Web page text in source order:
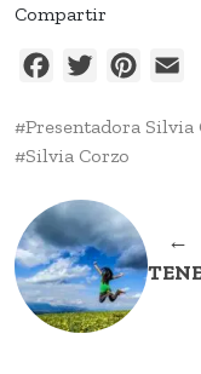
Compartir
FacebookTwitter
Presentadora Silvia
Silvia Corzo
←